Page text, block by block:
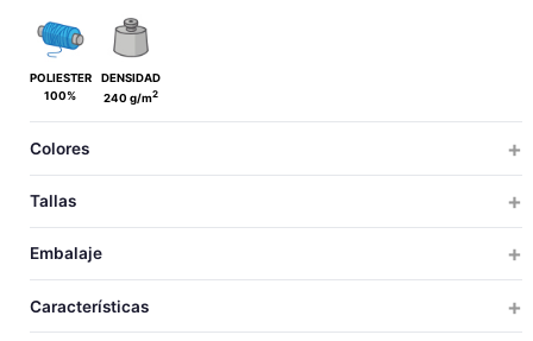
POLIESTER
100%
DENSIDAD
240 g/m2
Colores
Tallas
TALLAS ÚNICA
Embalaje
Características